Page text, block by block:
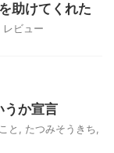
助けてくれた
レビュー
うか宣言
と たつみそうきち